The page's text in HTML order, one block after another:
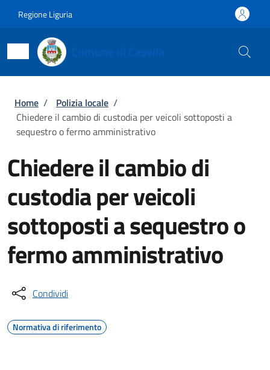
Regione Liguria
Briciole di pane
Home / Polizia locale /
Chiedere il cambio di custodia per veicoli sottoposti a
sequestro o fermo amministrativo
Chiedere il cambio di
custodia per veicoli
sottoposti a sequestro o
fermo amministrativo
Condividi
Normativa di riferimento